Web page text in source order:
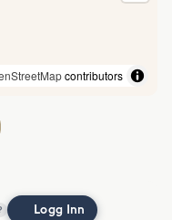
contributors
Logg Inn